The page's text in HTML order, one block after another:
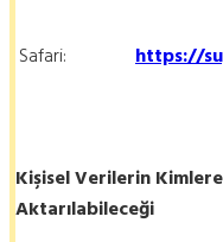
Safari: https://
Kişisel Verilerin
Aktarılabileceği